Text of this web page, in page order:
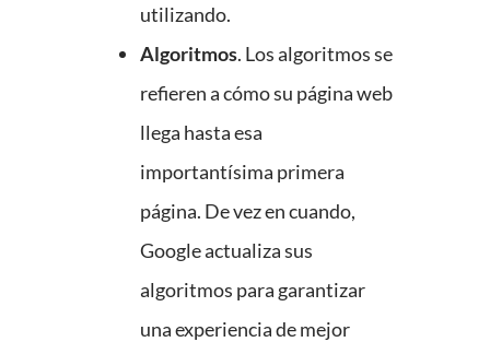
utilizando.
Algoritmos. Los algoritmos se
refieren a cómo su página web
llega hasta esa
importantísima primera
página. De vez en cuando,
Google actualiza sus
algoritmos para garantizar
una experiencia de mejor